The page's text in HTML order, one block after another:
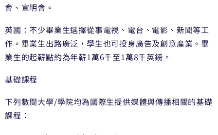
會、宣明會。
英國：不少畢業生選擇從事電視、電台、電影、新聞等工
作。畢業生出路廣泛，學生也可投身廣告及創意產業。畢
業生的起薪點約為年薪1萬6千至1萬8千英鎊。
基礎課程
下列數間大學/學院均為國際生提供媒體與傳播相關的基礎
課程：